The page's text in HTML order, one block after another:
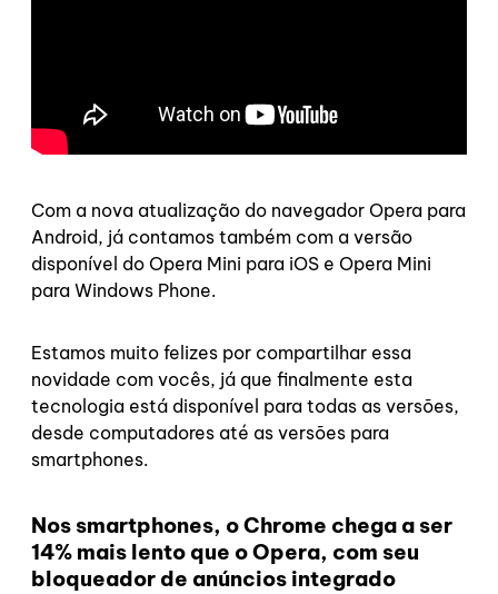
Com a nova atualização do navegador Opera para
Android, já contamos também com a versão
disponível do Opera Mini para iOS e Opera Mini
para Windows Phone.
Estamos muito felizes por compartilhar essa
novidade com vocês, já que finalmente esta
tecnologia está disponível para todas as versões,
desde computadores até as versões para
smartphones.
Nos smartphones, o Chrome chega a ser
14% mais lento que o Opera, com seu
bloqueador de anúncios integrado